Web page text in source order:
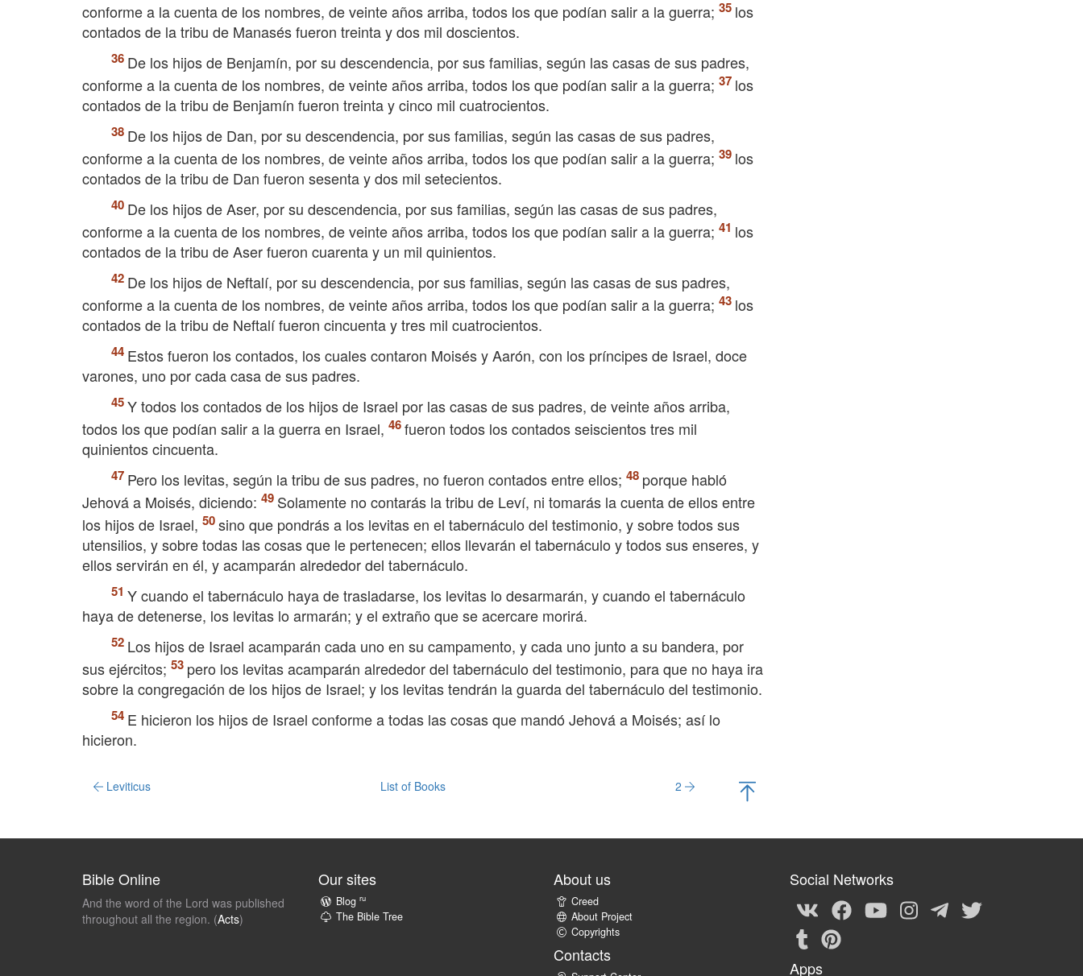
conforme a la cuenta de los nombres, de veinte años arriba, todos los que podían salir a la guerra;
los
contados de la tribu de Manasés fueron treinta y dos mil doscientos.
De los hijos de Benjamín, por su descendencia, por sus familias, según las casas de sus padres,
conforme a la cuenta de los nombres, de veinte años arriba, todos los que podían salir a la guerra;
los
contados de la tribu de Benjamín fueron treinta y cinco mil cuatrocientos.
De los hijos de Dan, por su descendencia, por sus familias, según las casas de sus padres,
conforme a la cuenta de los nombres, de veinte años arriba, todos los que podían salir a la guerra;
los
contados de la tribu de Dan fueron sesenta y dos mil setecientos.
De los hijos de Aser, por su descendencia, por sus familias, según las casas de sus padres,
conforme a la cuenta de los nombres, de veinte años arriba, todos los que podían salir a la guerra;
los
contados de la tribu de Aser fueron cuarenta y un mil quinientos.
De los hijos de Neftalí, por su descendencia, por sus familias, según las casas de sus padres,
conforme a la cuenta de los nombres, de veinte años arriba, todos los que podían salir a la guerra;
los
contados de la tribu de Neftalí fueron cincuenta y tres mil cuatrocientos.
Estos fueron los contados, los cuales contaron Moisés y Aarón, con los príncipes de Israel, doce
varones, uno por cada casa de sus padres.
Y todos los contados de los hijos de Israel por las casas de sus padres, de veinte años arriba,
todos los que podían salir a la guerra en Israel,
fueron todos los contados seiscientos tres mil
quinientos cincuenta.
Pero los levitas, según la tribu de sus padres, no fueron contados entre ellos;
porque habló
Jehová a Moisés, diciendo:
Solamente no contarás la tribu de Leví, ni tomarás la cuenta de ellos entre
los hijos de Israel,
sino que pondrás a los levitas en el tabernáculo del testimonio, y sobre todos sus
utensilios, y sobre todas las cosas que le pertenecen; ellos llevarán el tabernáculo y todos sus enseres, y
ellos servirán en él, y acamparán alrededor del tabernáculo.
Y cuando el tabernáculo haya de trasladarse, los levitas lo desarmarán, y cuando el tabernáculo
haya de detenerse, los levitas lo armarán; y el extraño que se acercare morirá.
Los hijos de Israel acamparán cada uno en su campamento, y cada uno junto a su bandera, por
sus ejércitos;
pero los levitas acamparán alrededor del tabernáculo del testimonio, para que no haya ira
sobre la congregación de los hijos de Israel; y los levitas tendrán la guarda del tabernáculo del testimonio.
E hicieron los hijos de Israel conforme a todas las cosas que mandó Jehová a Moisés; así lo
hicieron.
Leviticus List of Books 2
Bible Online
And the word of the Lord was published
throughout all the region. (Acts)
Our sites
Blog ru
The Bible Tree
About us
Creed
About Project
Copyrights
Contacts
Social Networks
Apps